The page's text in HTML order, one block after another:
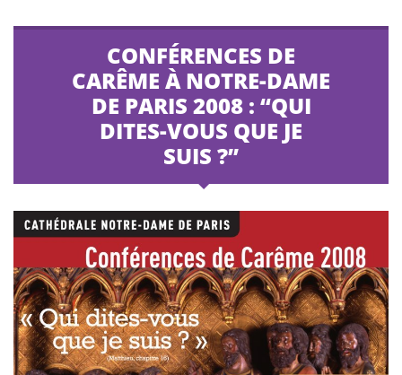
CONFÉRENCES DE
CARÊME À NOTRE-DAME
DE PARIS 2008 : “QUI
DITES-VOUS QUE JE
SUIS ?”